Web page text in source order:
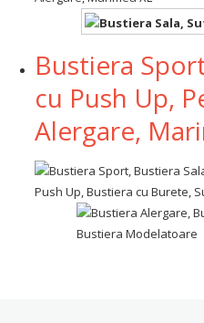
Bustiera
cu Push Up,
Alergare,